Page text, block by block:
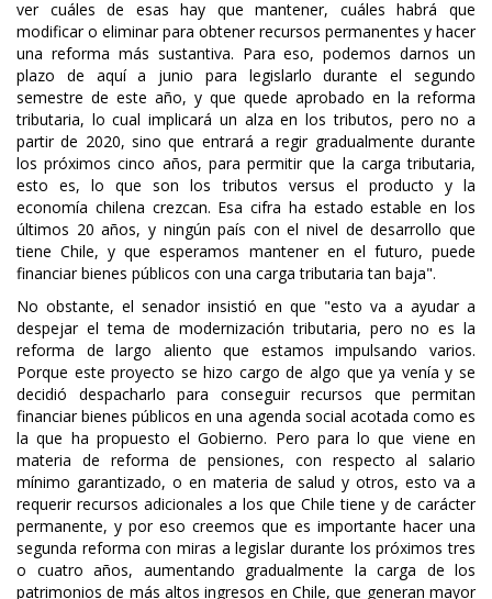
ver cuáles de esas hay que mantener, cuáles habrá que
modificar o eliminar para obtener recursos permanentes y hacer
una reforma más sustantiva. Para eso, podemos darnos un
plazo de aquí a junio para legislarlo durante el segundo
semestre de este año, y que quede aprobado en la reforma
tributaria, lo cual implicará un alza en los tributos, pero no a
partir de 2020, sino que entrará a regir gradualmente durante
los próximos cinco años, para permitir que la carga tributaria,
esto es, lo que son los tributos versus el producto y la
economía chilena crezcan. Esa cifra ha estado estable en los
últimos 20 años, y ningún país con el nivel de desarrollo que
tiene Chile, y que esperamos mantener en el futuro, puede
financiar bienes públicos con una carga tributaria tan baja".
No obstante, el senador insistió en que "esto va a ayudar a
despejar el tema de modernización tributaria, pero no es la
reforma de largo aliento que estamos impulsando varios.
Porque este proyecto se hizo cargo de algo que ya venía y se
decidió despacharlo para conseguir recursos que permitan
financiar bienes públicos en una agenda social acotada como es
la que ha propuesto el Gobierno. Pero para lo que viene en
materia de reforma de pensiones, con respecto al salario
mínimo garantizado, o en materia de salud y otros, esto va a
requerir recursos adicionales a los que Chile tiene y de carácter
permanente, y por eso creemos que es importante hacer una
segunda reforma con miras a legislar durante los próximos tres
o cuatro años, aumentando gradualmente la carga de los
patrimonios de más altos ingresos en Chile, que generan mayor